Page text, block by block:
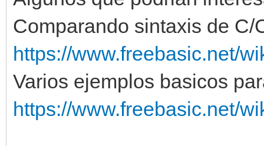
Comparando sintaxis de C/
https://www.freebasic.net/
Varios ejemplos basicos
https://www.freebasic.net/